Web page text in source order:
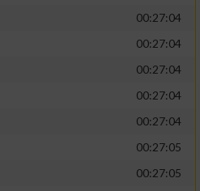
00:27:04
00:27:04
00:27:04
00:27:04
00:27:04
00:27:05
00:27:05